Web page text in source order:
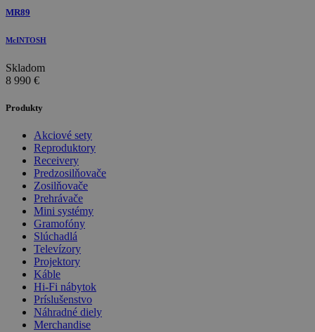
MR89
McINTOSH
Skladom
8 990 €
Produkty
Akciové sety
Reproduktory
Receivery
Predzosilňovače
Zosilňovače
Prehrávače
Mini systémy
Gramofóny
Slúchadlá
Televízory
Projektory
Káble
Hi-Fi nábytok
Príslušenstvo
Náhradné diely
Merchandise